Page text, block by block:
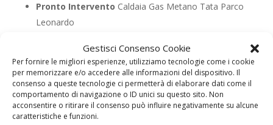
Gestisci Consenso Cookie
Per fornire le migliori esperienze, utilizziamo tecnologie come i cookie
per memorizzare e/o accedere alle informazioni del dispositivo. Il
consenso a queste tecnologie ci permetterà di elaborare dati come il
comportamento di navigazione o ID unici su questo sito. Non
acconsentire o ritirare il consenso può influire negativamente su alcune
caratteristiche e funzioni.
Pronto Intervento Caldaia Gas Metano Tata Parco
Leonardo
PuliziaCaldaia Gas Metano Tata Parco Leonardo
Controllo FumiCaldaia Gas Metano Tata Parco
Leonardo
Bollino BluCaldaia Gas Metano Tata Parco